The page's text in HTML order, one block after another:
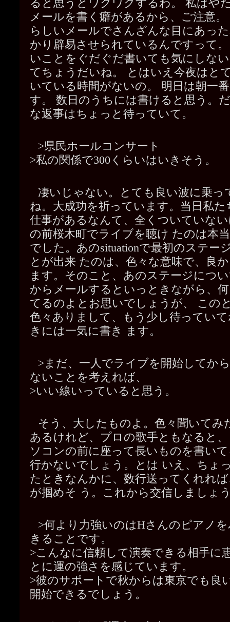
ると思うとワクワクするわ。 私はや
メールを書く癖があるから、ご注意
らしいメールでさんざんな目にあっ
かり辟易させられているんですって
いことをぐだぐだ書いても気にしな
てちょうだいね。 とはいえ今夜はと
いている時間がないの。 明日は朝一
す。 数日のうちには書けると思う。
な返事はちょっと待っていて。
>県民ホールコンサート
>私の関係で300くらいはいきそう。
凄いじゃない。とても良い波に乗っ
ね。大成功を祈っています。当日私た
仕事があるなんて、全くついていな
の前桜木町でライブを聴け たのは本
でした。あのsituationで最初のステー
とが出来 たのは、色々な意味で、良
ます。そのこと、あのステージにつ
からメールするといっときながら、
てるのよとお思いでしょうが、 この
色々ありまして、もう少し待ってい
きには一気に書き ます。
>まだ、一人でライブを開始してか
ないことを考えれば、
>いい線いっていると思う。
そう、大したものよ。色々聞いてみ
あるけれど、プロの歌手ともなると
ソコンの前に座って長いものを書い
行かないでしょう。とは いえ、ちょ
たときなんかに、数行送ってくれれ
が掴めそ う。これから交信しましょ
>何より力強いのはHさんのピアノ
きることです。
>こんなに信頼して演奏できる相手に
とに運の強さを感じています。
>彼のサポートで秋からは東京でも良
開始できるでしょう。